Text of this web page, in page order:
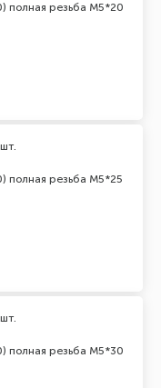
резьба М5*20
резьба М5*25
шт.
резьба М5*30
шт.